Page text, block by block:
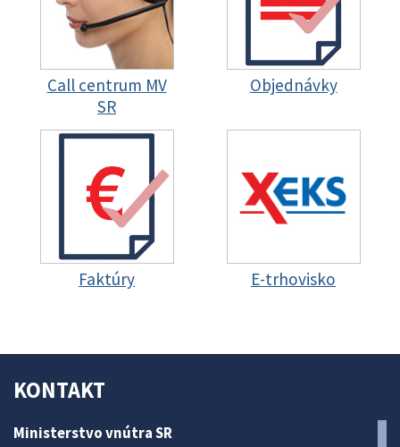
Call centrum MV
SR
Objednávky
Faktúry E-trhovisko
KONTAKT
Ministerstvo vnútra SR